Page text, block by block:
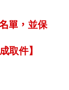
單， 並保
取件】